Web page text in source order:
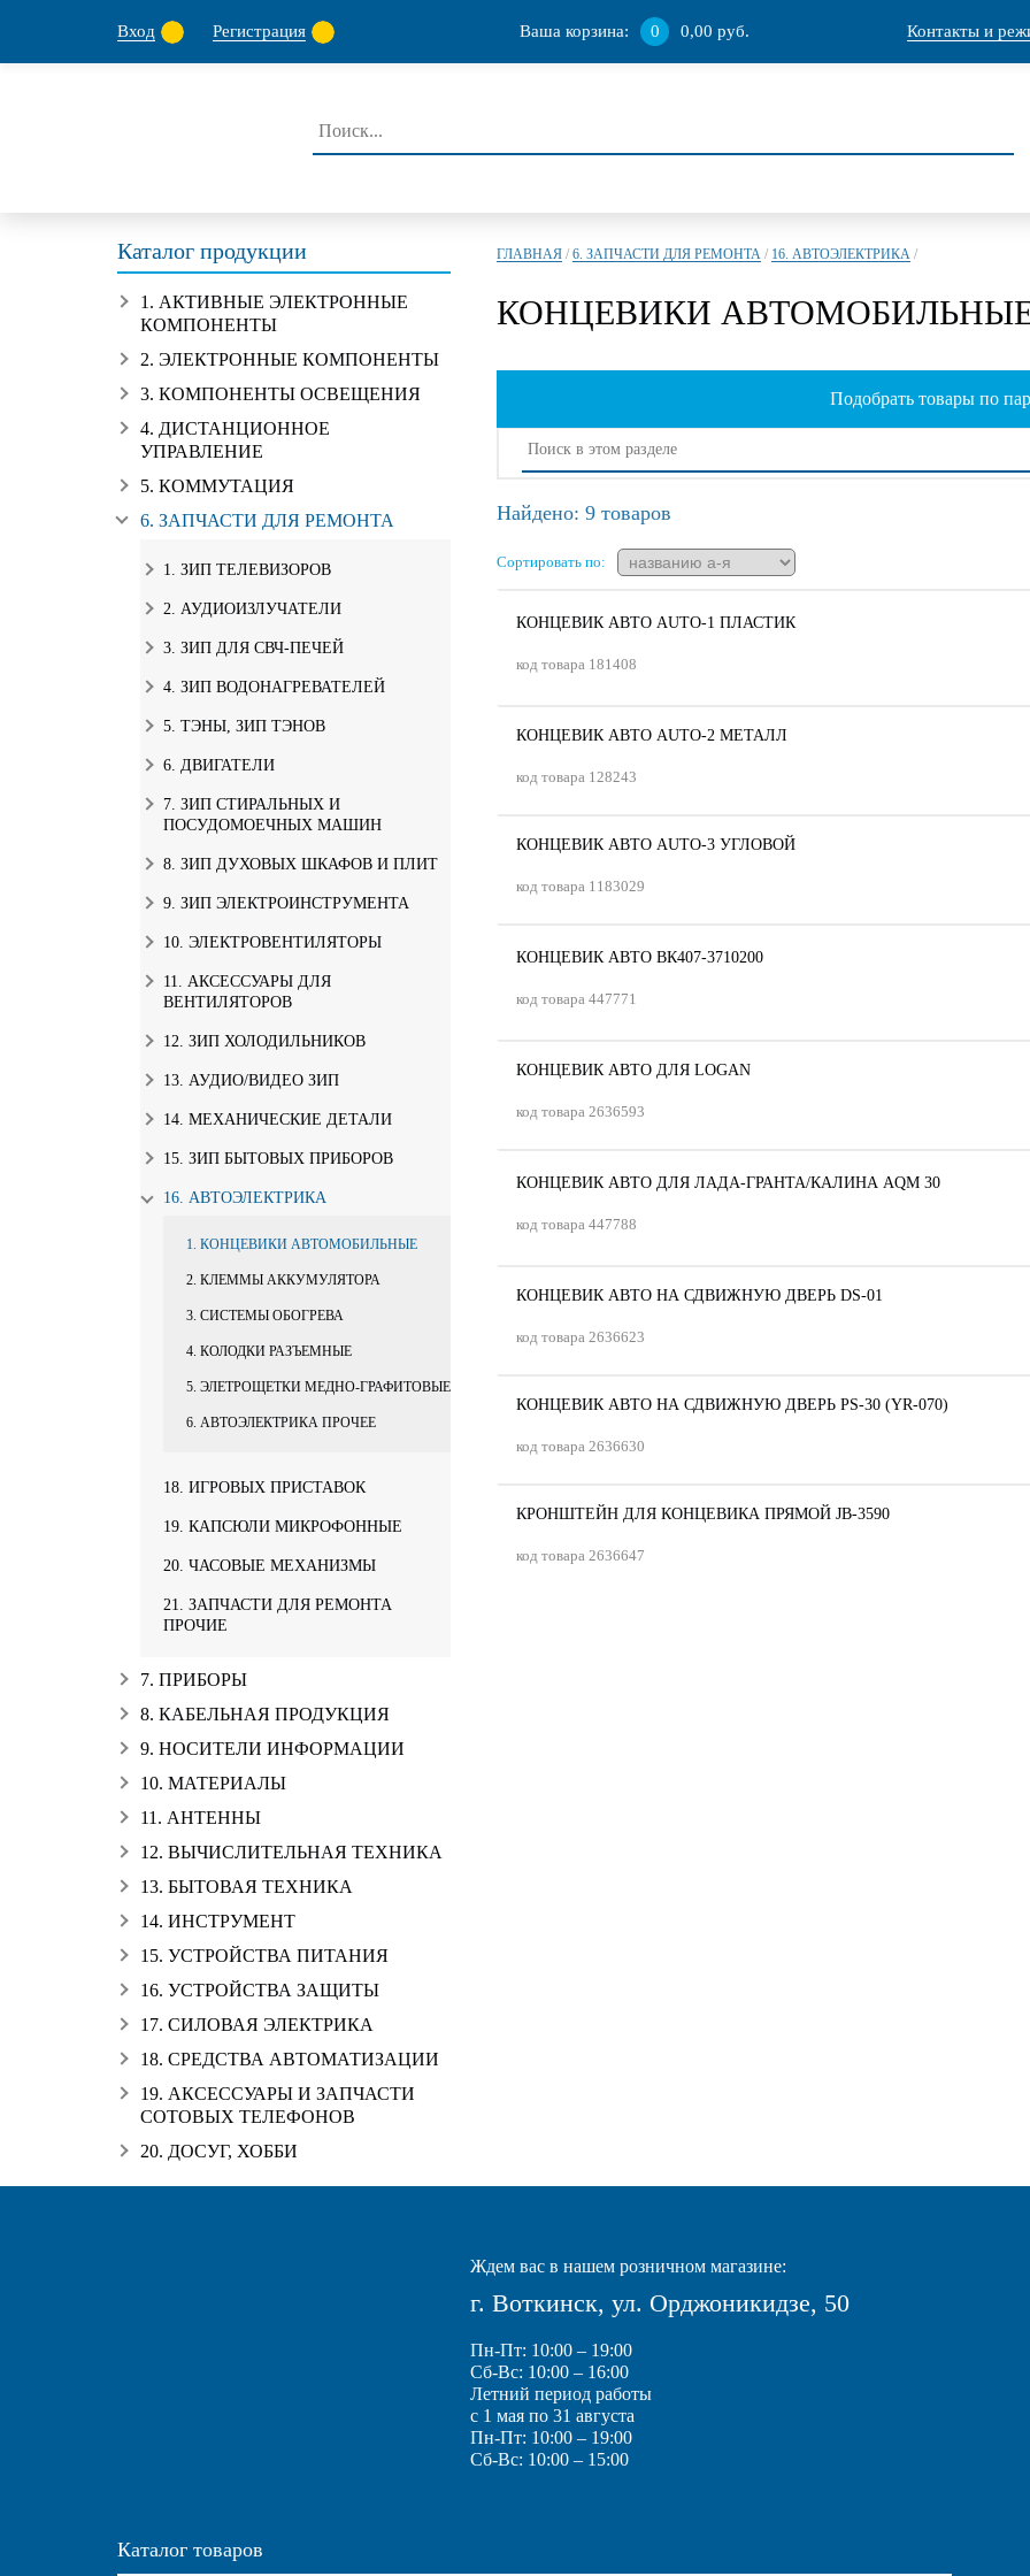
Вход Регистрация Ваша корзина: 0 0,00 руб. Контакты и
Каталог продукции
1. АКТИВНЫЕ ЭЛЕКТРОННЫЕ
КОМПОНЕНТЫ
2. ЭЛЕКТРОННЫЕ КОМПОНЕНТЫ
3. КОМПОНЕНТЫ ОСВЕЩЕНИЯ
4. ДИСТАНЦИОННОЕ
УПРАВЛЕНИЕ
5. КОММУТАЦИЯ
6. ЗАПЧАСТИ ДЛЯ РЕМОНТА
1. ЗИП ТЕЛЕВИЗОРОВ
2. АУДИОИЗЛУЧАТЕЛИ
3. ЗИП ДЛЯ СВЧ-ПЕЧЕЙ
4. ЗИП ВОДОНАГРЕВАТЕЛЕЙ
5. ТЭНЫ, ЗИП ТЭНОВ
6. ДВИГАТЕЛИ
7. ЗИП СТИРАЛЬНЫХ И
ПОСУДОМОЕЧНЫХ МАШИН
8. ЗИП ДУХОВЫХ ШКАФОВ И ПЛИТ
9. ЗИП ЭЛЕКТРОИНСТРУМЕНТА
10. ЭЛЕКТРОВЕНТИЛЯТОРЫ
11. АКСЕССУАРЫ ДЛЯ
ВЕНТИЛЯТОРОВ
12. ЗИП ХОЛОДИЛЬНИКОВ
13. АУДИО/ВИДЕО ЗИП
14. МЕХАНИЧЕСКИЕ ДЕТАЛИ
15. ЗИП БЫТОВЫХ ПРИБОРОВ
16. АВТОЭЛЕКТРИКА
1. КОНЦЕВИКИ АВТОМОБИЛЬНЫЕ
2. КЛЕММЫ АККУМУЛЯТОРА
3. СИСТЕМЫ ОБОГРЕВА
4. КОЛОДКИ РАЗЪЕМНЫЕ
5. ЭЛЕТРОЩЕТКИ МЕДНО-ГРАФИТОВЫЕ
6. АВТОЭЛЕКТРИКА ПРОЧЕЕ
18. ИГРОВЫХ ПРИСТАВОК
19. КАПСЮЛИ МИКРОФОННЫЕ
20. ЧАСОВЫЕ МЕХАНИЗМЫ
21. ЗАПЧАСТИ ДЛЯ РЕМОНТА
ПРОЧИЕ
7. ПРИБОРЫ
8. КАБЕЛЬНАЯ ПРОДУКЦИЯ
9. НОСИТЕЛИ ИНФОРМАЦИИ
10. МАТЕРИАЛЫ
11. АНТЕННЫ
12. ВЫЧИСЛИТЕЛЬНАЯ ТЕХНИКА
13. БЫТОВАЯ ТЕХНИКА
14. ИНСТРУМЕНТ
15. УСТРОЙСТВА ПИТАНИЯ
16. УСТРОЙСТВА ЗАЩИТЫ
17. СИЛОВАЯ ЭЛЕКТРИКА
18. СРЕДСТВА АВТОМАТИЗАЦИИ
19. АКСЕССУАРЫ И ЗАПЧАСТИ
СОТОВЫХ ТЕЛЕФОНОВ
20. ДОСУГ, ХОББИ
ГЛАВНАЯ / 6. ЗАПЧАСТИ ДЛЯ РЕМОНТА / 16. АВТОЭЛЕКТРИКА /
КОНЦЕВИКИ
Подобрать товары по
Найдено: 9 товаров
Сортировать по:
КОНЦЕВИК АВТО AUTO-1 ПЛАСТИК
код товара 181408
КОНЦЕВИК АВТО AUTO-2 МЕТАЛЛ
код товара 128243
КОНЦЕВИК АВТО AUTO-3 УГЛОВОЙ
код товара 1183029
КОНЦЕВИК АВТО ВК407-3710200
код товара 447771
КОНЦЕВИК АВТО ДЛЯ LOGAN
код товара 2636593
КОНЦЕВИК АВТО ДЛЯ ЛАДА-ГРАНТА/КАЛИНА AQM 30
код товара 447788
КОНЦЕВИК АВТО НА СДВИЖНУЮ ДВЕРЬ DS-01
код товара 2636623
КОНЦЕВИК АВТО НА СДВИЖНУЮ ДВЕРЬ PS-30 (YR-070)
код товара 2636630
КРОНШТЕЙН ДЛЯ КОНЦЕВИКА ПРЯМОЙ JB-3590
код товара 2636647
Ждем вас в нашем розничном магазине:
г. Воткинск, ул. Орджоникидзе, 50
Пн-Пт: 10:00 – 19:00
Сб-Вс: 10:00 – 16:00
Летний период работы
с 1 мая по 31 августа
Пн-Пт: 10:00 – 19:00
Сб-Вс: 10:00 – 15:00
Каталог товаров